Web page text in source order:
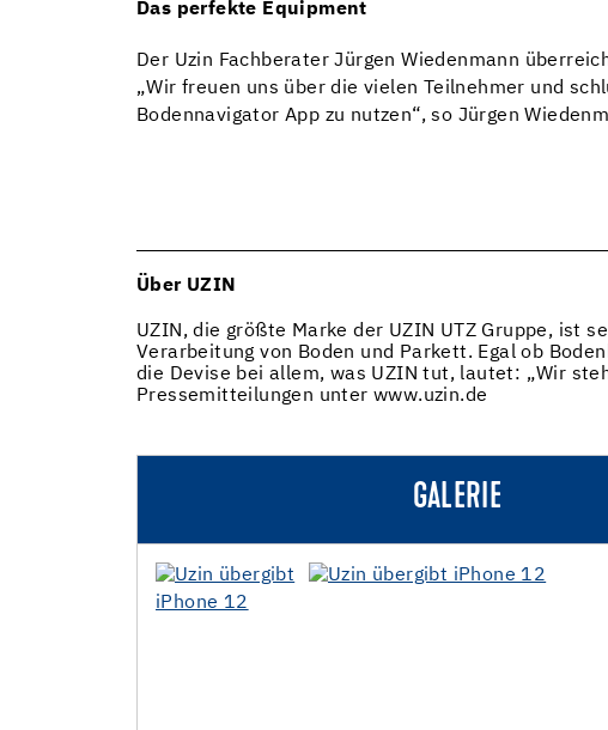
Das perfekte Equipment
Der Uzin Fachberater Jürgen Wiedenmann
„Wir freuen uns über die vielen Teilnehmer und
Bodennavigator App zu nutzen“, so Jürgen
Über UZIN
UZIN, die größte Marke der UZIN UTZ Gruppe, ist
Verarbeitung von Boden und Parkett. Egal ob
die Devise bei allem, was UZIN tut, lautet: „Wir
Pressemitteilungen unter www.uzin.de
GALERIE